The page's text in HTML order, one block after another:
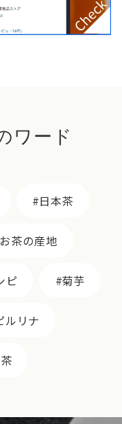
ワード
日本茶
お茶の産地
ピ 菊芋
ルリナ